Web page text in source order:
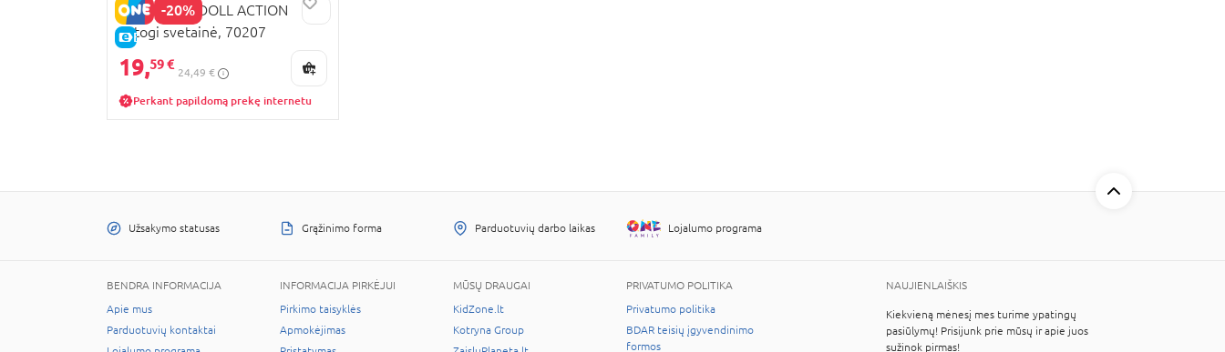
-20%
E-KAINA
PLAYMOBIL DOLL ACTION
Patogi svetainė, 70207
19,59 €
24,49 €
Perkant papildomą prekę internetu
Užsakymo statusas Grąžinimo forma Parduotuvių darbo laikas Lojalumo programa
BENDRA INFORMACIJA
Apie mus
Parduotuvių kontaktai
INFORMACIJA PIRKĖJUI
Pirkimo taisyklės
Apmokėjimas
MŪSŲ DRAUGAI
KidZone.lt
Kotryna Group
PRIVATUMO POLITIKA
Privatumo politika
BDAR teisių įgyvendinimo
formos
NAUJIENLAIŠKIS
Kiekvieną mėnesį mes turime ypatingų
pasiūlymų! Prisijunk prie mūsų ir apie juos
sužinok pirmas!